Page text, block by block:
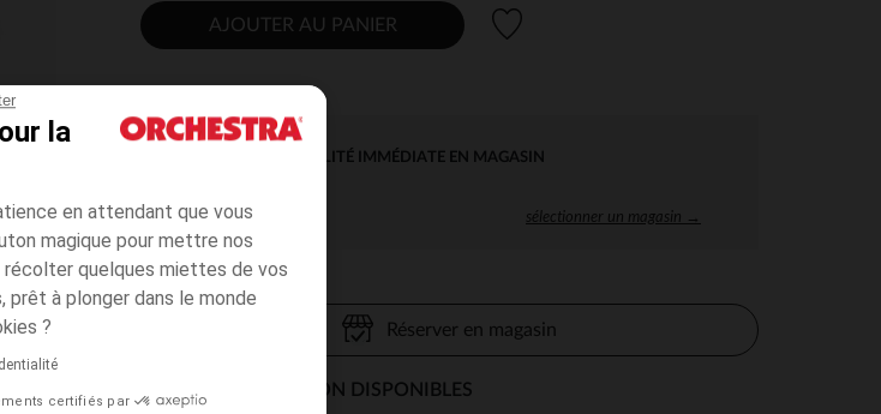
la
en attendant que vous
magique pour mettre nos
quelques miettes de vos
prêt à plonger dans le monde
?
certifiés par
AJOUTER AU PANIER
DISPONIBILITÉ IMMÉDIATE EN MAGASIN
sélectionner un magasin →
Réserver en magasin
MODES DE LIVRAISON DISPONIBLES